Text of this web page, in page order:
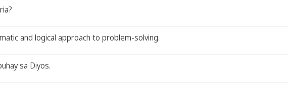
and logical approach to problem-solving.
sa Diyos.